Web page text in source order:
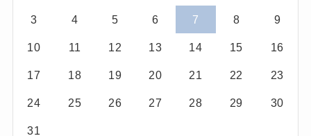
3 4 5 6 7 8 9
10 11 12 13 14 15 16
17 18 19 20 21 22 23
24 25 26 27 28 29 30
31